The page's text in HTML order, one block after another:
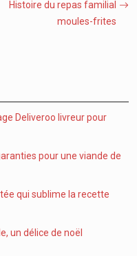
Histoire du repas familial
moules-frites
Deliveroo livreur pour
pour une viande de
qui sublime la recette
un délice de noël